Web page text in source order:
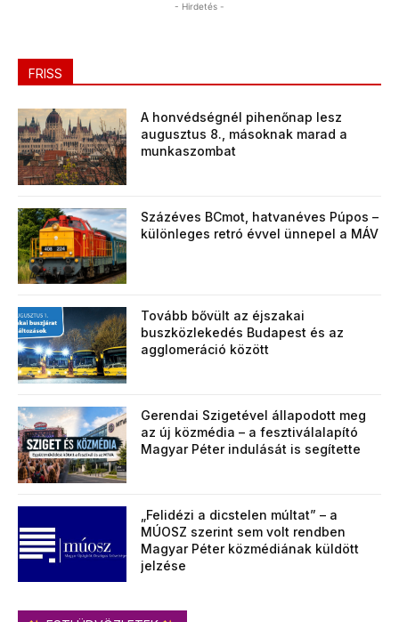
- Hirdetés -
FRISS
A honvédségnél pihenőnap lesz
augusztus 8., másoknak marad a
munkaszombat
Százéves BCmot, hatvanéves Púpos –
különleges retró évvel ünnepel a MÁV
Tovább bővült az éjszakai
buszközlekedés Budapest és az
agglomeráció között
Gerendai Szigetével állapodott meg
az új közmédia – a fesztiválalapító
Magyar Péter indulását is segítette
„Felidézi a dicstelen múltat” – a
MÚOSZ szerint sem volt rendben
Magyar Péter közmédiának küldött
jelzése